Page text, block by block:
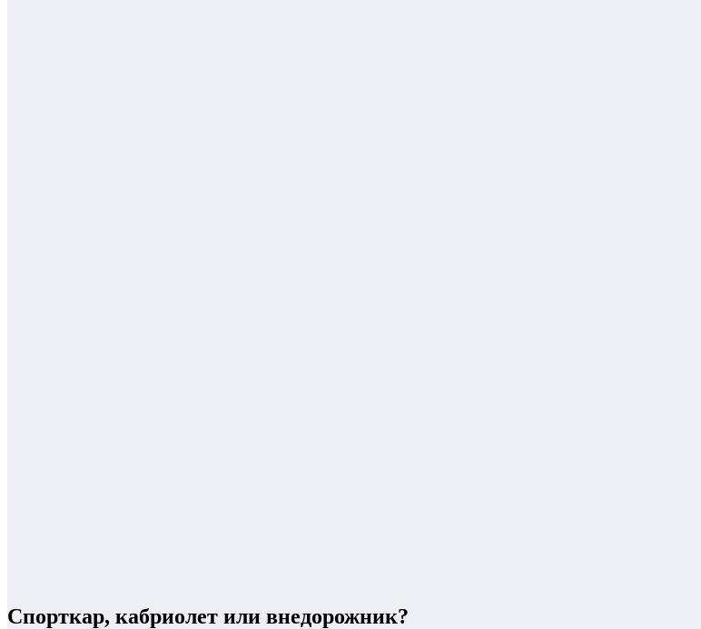
Спорткар, кабриолет или внедорожник?